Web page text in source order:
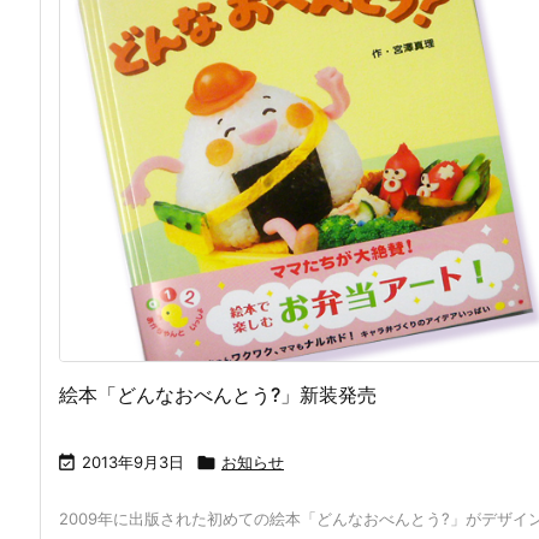
絵本「どんなおべんとう?」新装発売
 2013年9月3日  お知らせ
2009年に出版された初めての絵本「どんなおべんとう?」がデザイ